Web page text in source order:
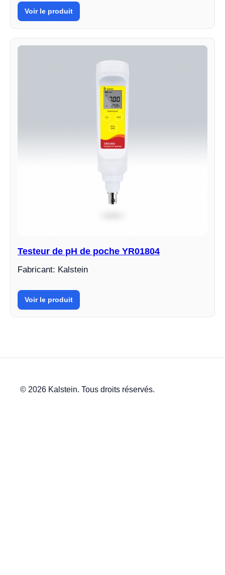
Voir le produit
Testeur de pH de poche YR01804
Fabricant: Kalstein
Voir le produit
© 2026 Kalstein. Tous droits réservés.